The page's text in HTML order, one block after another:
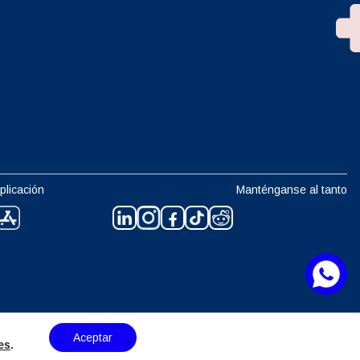
Manténganse al tanto
.
Aceptar